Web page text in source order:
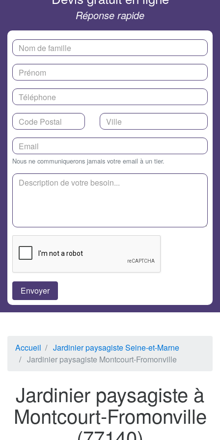
Réponse rapide
Nous ne communiquerons jamais votre email à un tier.
Accueil
Jardinier paysagiste Seine-et-Marne
Jardinier paysagiste Montcourt-Fromonville
Jardinier paysagiste à
Montcourt-Fromonville